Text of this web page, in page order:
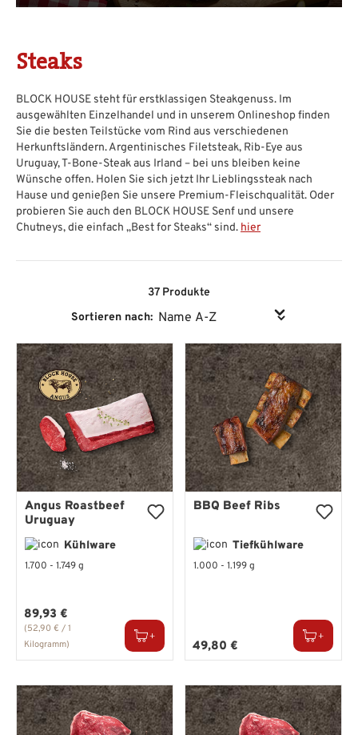
Steaks
BLOCK HOUSE steht für erstklassigen Steakgenuss. Im
ausgewählten Einzelhandel und in unserem Onlineshop finden
Sie die besten Teilstücke vom Rind aus verschiedenen
Herkunftsländern. Argentinisches Filetsteak, Rib-Eye aus
Uruguay, T-Bone-Steak aus Irland – bei uns bleiben keine
Wünsche offen. Holen Sie sich jetzt Ihr Lieblingssteak nach
Hause und genießen Sie unsere Premium-Fleischqualität. Oder
probieren Sie auch den BLOCK HOUSE Senf und unsere
Chutneys, die einfach „Best for Steaks“ sind. hier
37 Produkte
Sortieren nach:
Angus Roastbeef
Uruguay
Kühlware
1.700 - 1.749 g
Regulärer Preis:
89,93 €
(52,90 € / 1
Kilogramm)
BBQ Beef Ribs
Tiefkühlware
1.000 - 1.199 g
Regulärer Preis:
49,80 €